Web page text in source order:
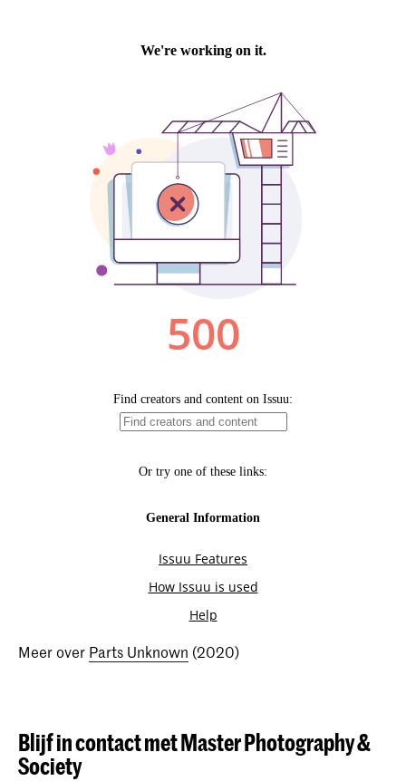
Meer over Parts Unknown (2020)
Blijf in contact met Master Photography &
Society